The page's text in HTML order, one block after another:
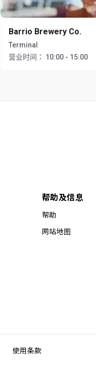
Barrio Brewery Co.
Terminal
营业时间：
10:00 - 15:00
帮助及信息
帮助
网站地图
使用条款